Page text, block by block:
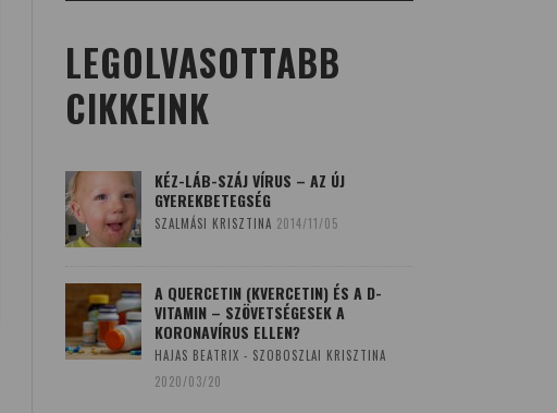
LEGOLVASOTTABB
CIKKEINK
KÉZ-LÁB-SZÁJ VÍRUS – AZ ÚJ
GYEREKBETEGSÉG
SZALMÁSI KRISZTINA 2014/11/05
A QUERCETIN (KVERCETIN) ÉS A D-
VITAMIN – SZÖVETSÉGESEK A
KORONAVÍRUS ELLEN?
HAJAS BEATRIX - SZOBOSZLAI KRISZTINA
2020/03/20